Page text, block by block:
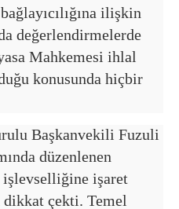
ilişkin
değerlendirmelerde
Mahkemesi ihlal
konusunda hiçbir
Başkanvekili Fuzuli
düzenlenen
işaret
dikkat çekti. Temel